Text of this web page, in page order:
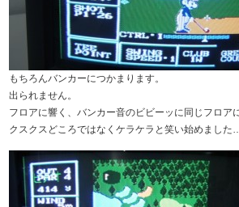
もちろんバンカーにつかまります。
出られません。
フロアに響く、バンカー音のビビーッに同じフロア
クスクスどころではなくケラケラと笑い始めました…